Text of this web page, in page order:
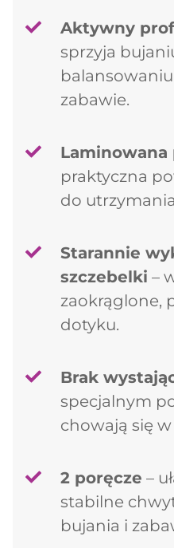
Aktywny
sprzyja
zabawie.
Laminowana
praktyczna
do
Starannie
szczebelki –
zaokrąglone,
dotyku.
Brak
specjalnym
chowają się w
2 poręcze –
stabilne
bujania i